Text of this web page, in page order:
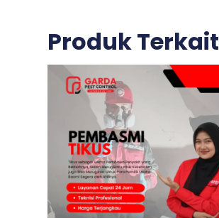
Produk Terkait